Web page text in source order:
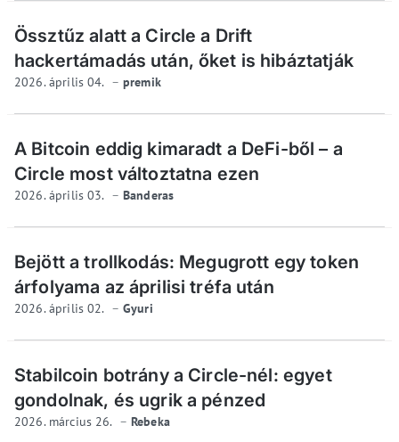
Össztűz alatt a Circle a Drift
hackertámadás után, őket is hibáztatják
2026. április 04. premik
A Bitcoin eddig kimaradt a DeFi-ből – a
Circle most változtatna ezen
2026. április 03. Banderas
Bejött a trollkodás: Megugrott egy token
árfolyama az áprilisi tréfa után
2026. április 02. Gyuri
Stabilcoin botrány a Circle-nél: egyet
gondolnak, és ugrik a pénzed
2026. március 26. Rebeka